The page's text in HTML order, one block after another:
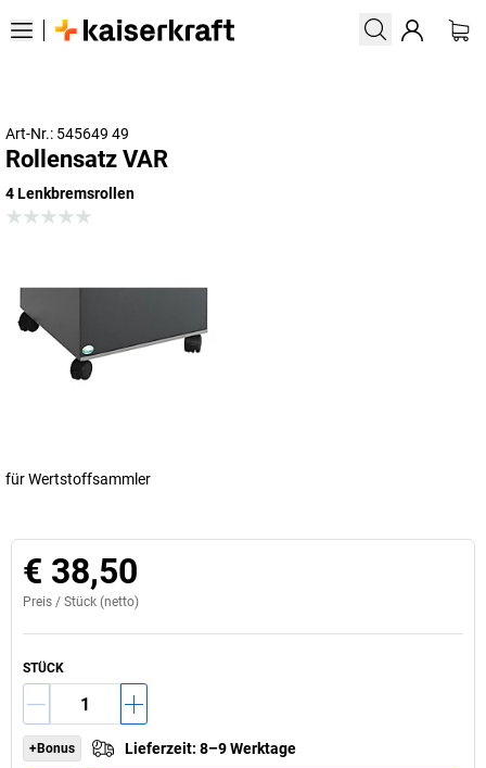
Art-Nr.: 545649 49
Rollensatz VAR
4 Lenkbremsrollen
für Wertstoffsammler
€ 38,50
Preis / Stück (netto)
STÜCK
+Bonus Lieferzeit: 8–9 Werktage